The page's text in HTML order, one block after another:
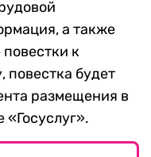
а также
к
повестка будет
размещения в
«Госуслуг».